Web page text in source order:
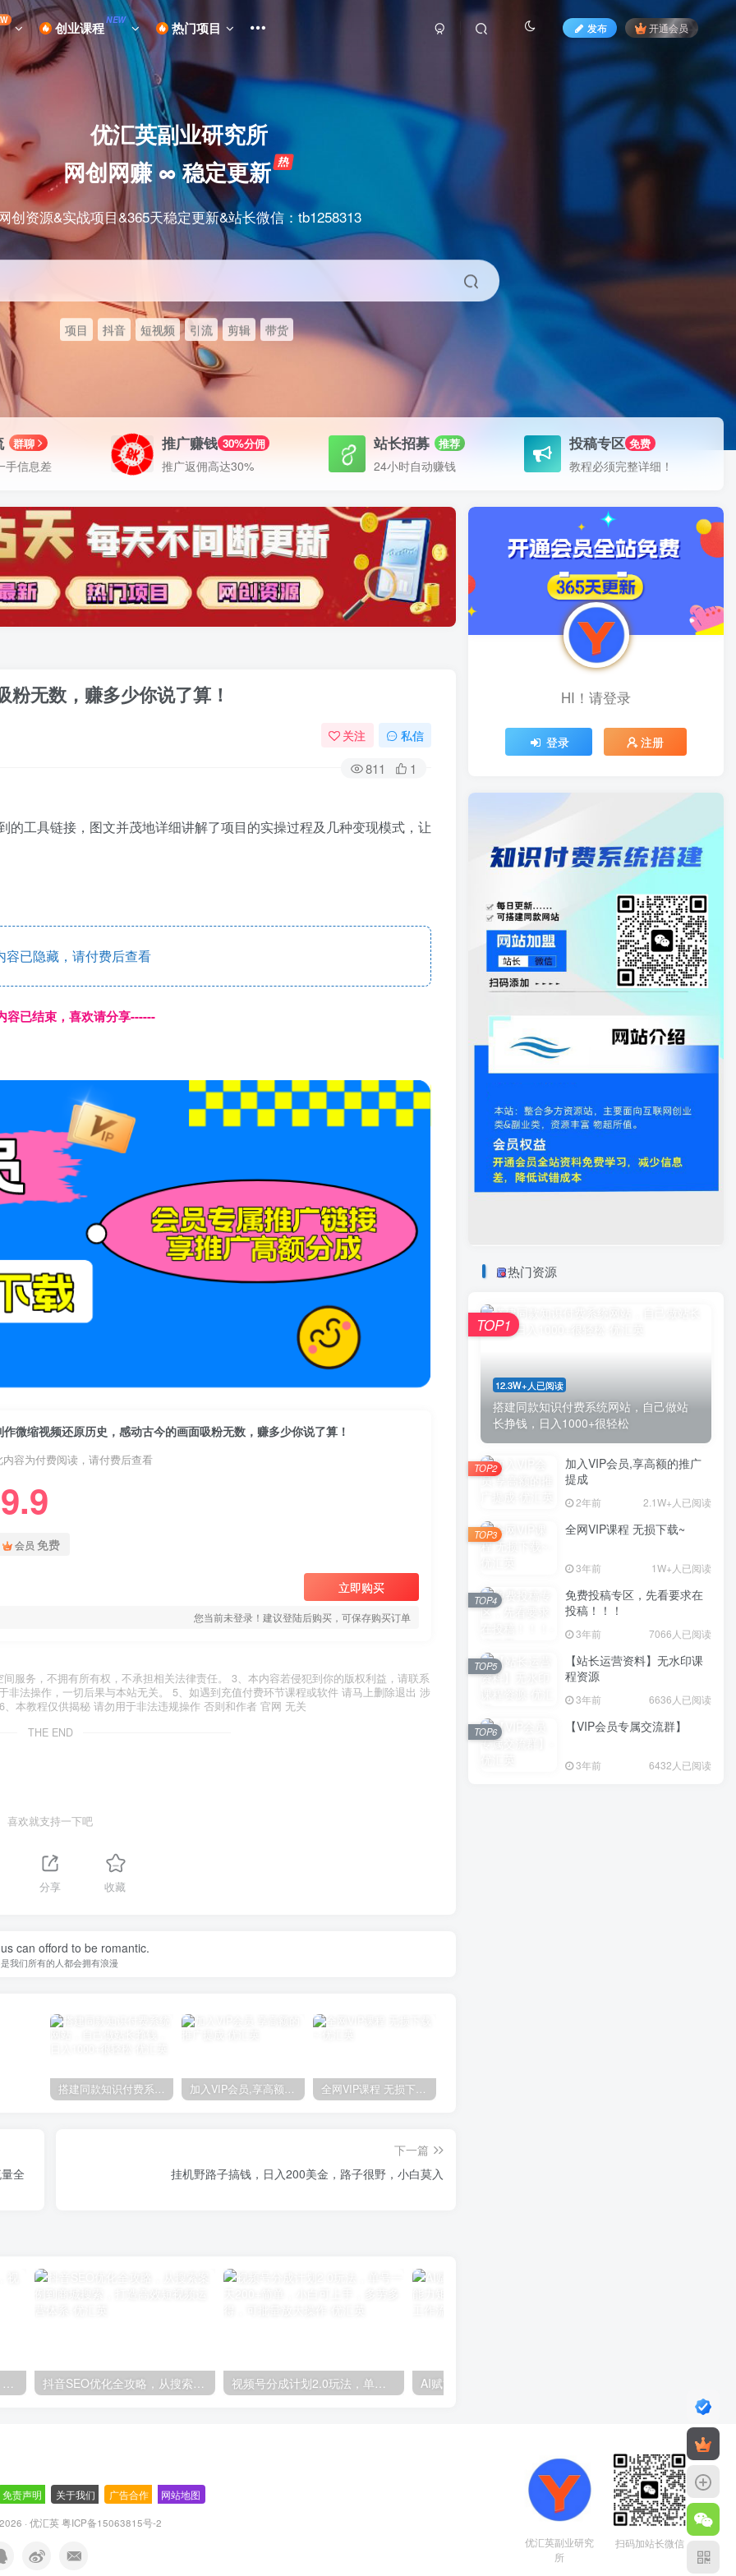
创业课程NEW 热门项目 发布 开通会员
优汇英副业研究所
网创网赚 ∞ 稳定更新
创资源&实战项目&365天稳定更新&站长微信：tb1258313
项目 抖音 短视频 引流 剪辑 带货
群聊
手信息差
推广赚钱 30%分佣
推广返佣高达30%
站长招募 推荐
24小时自动赚钱
投稿专区 免费
教程必须完整详细！
无数，赚多少你说了算！
关注 私信
811 1
工具链接，图文并茂地详细讲解了项目的实操过程及几种变现模式，让
已隐藏，请付费后查看
容已结束，喜欢请分享------
作微缩视频还原历史，感动古今的画面吸粉无数，赚多少你说了算！
内容为付费阅读，请付费后查看
9.9
会员 免费
立即购买
您当前未登录！建议登陆后购买，可保存购买订单
服务，不拥有所有权，不承担相关法律责任。 3、本内容若侵犯到你的版权利益，请联系
法操作，一切后果与本站无关。 5、如遇到充值付费环节课程或软件 请马上删除退出 涉
本教程仅供揭秘 请勿用于非法违规操作 否则和作者 官网 无关
THE END
喜欢就支持一下吧
分享 收藏
can offord to be romantic.
我们所有的人都会拥有浪漫
搭建同款知识付费系统网站，自己做站长挣钱，日入1000+很轻松 加入VIP会员,享高额的推广提成 全网VIP课程 无损下载~
全
下一篇
挂机野路子搞钱，日入200美金，路子很野，小白莫入
HI！请登录
登录 注册
热门资源
12.3W+人已阅读
搭建同款知识付费系统网站，自己做站
长挣钱，日入1000+很轻松
TOP1
加入VIP会员,享高额的推广
提成
2年前 2.1W+人已阅读
TOP2
全网VIP课程 无损下载~
3年前 1W+人已阅读
TOP3
免费投稿专区，先看要求在
投稿！！！
3年前 7066人已阅读
TOP4
【站长运营资料】无水印课
程资源
3年前 6636人已阅读
TOP5
【VIP会员专属交流群】
3年前 6432人已阅读
TOP6
免责声明 关于我们 广告合作 网站地图
· 优汇英粤ICP备15063815号-2
优汇英副业研究
所
扫码加站长微信